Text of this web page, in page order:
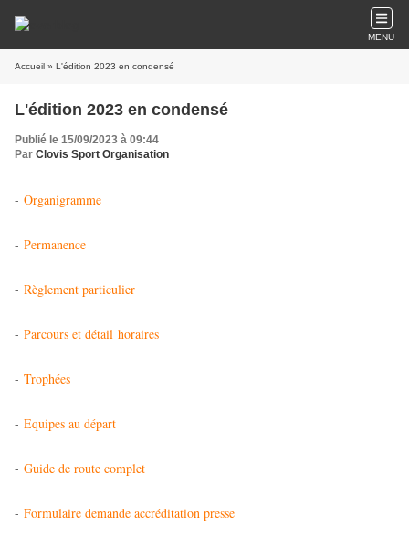
MENU
Accueil » L'édition 2023 en condensé
L'édition 2023 en condensé
Publié le 15/09/2023 à 09:44
Par Clovis Sport Organisation
- Organigramme
- Permanence
- Règlement particulier
- Parcours et détail horaires
- Trophées
- Equipes au départ
- Guide de route complet
- Formulaire demande accréditation presse